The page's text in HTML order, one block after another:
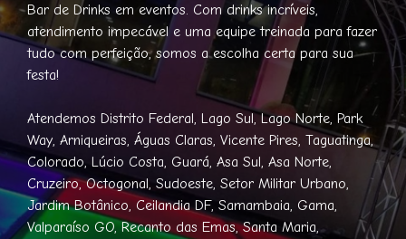
Bar de Drinks em eventos. Com drinks incríveis,
atendimento impecável e uma equipe treinada para fazer
tudo com perfeição, somos a escolha certa para sua
festa!
Atendemos Distrito Federal, Lago Sul, Lago Norte, Park
Way, Arniqueiras, Águas Claras, Vicente Pires, Taguatinga,
Colorado, Lúcio Costa, Guará, Asa Sul, Asa Norte,
Cruzeiro, Octogonal, Sudoeste, Setor Militar Urbano,
Jardim Botânico, Ceilandia DF, Samambaia, Gama,
Valparaíso GO, Recanto das Emas, Santa Maria,